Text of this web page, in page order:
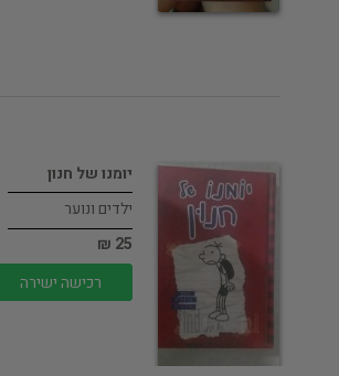
יומנו של חנון
ילדים ונוער
25 ₪
רכישה ישירה